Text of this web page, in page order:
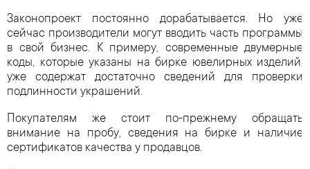
Законопроект постоянно дорабатывается. Но уже
сейчас производители могут вводить часть программы
в свой бизнес. К примеру, современные двумерные
коды, которые указаны на бирке ювелирных изделий,
уже содержат достаточно сведений для проверки
подлинности украшений.
Покупателям же стоит по-прежнему обращать
внимание на пробу, сведения на бирке и наличие
сертификатов качества у продавцов.